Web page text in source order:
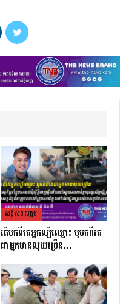
សន្តិសុខសង្គម
តេីមកពីគេអ្នកល្បីឈ្មោះ​ ឫមកពីគេ
ជាអ្នកមានលុយច្រេីន​…